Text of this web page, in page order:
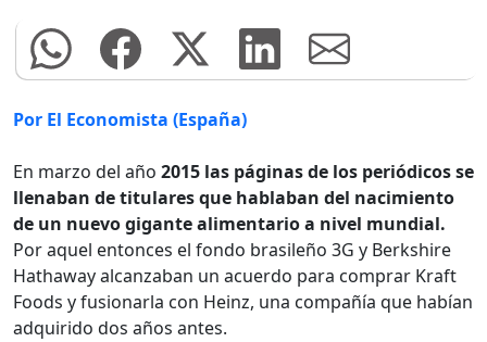
Por El Economista (España)
En marzo del año 2015 las páginas de los periódicos se
llenaban de titulares que hablaban del nacimiento
de un nuevo gigante alimentario a nivel mundial.
Por aquel entonces el fondo brasileño 3G y Berkshire
Hathaway alcanzaban un acuerdo para comprar Kraft
Foods y fusionarla con Heinz, una compañía que habían
adquirido dos años antes.